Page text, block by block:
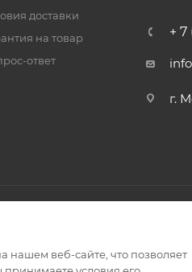
доставки
на товар
ответ
+
г.
веб-сайте, что позволяет